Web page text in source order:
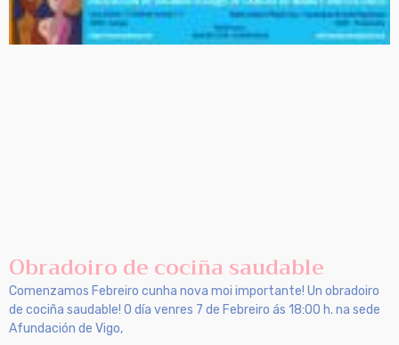
Obradoiro de cociña saudable
Comenzamos Febreiro cunha nova moi importante! Un obradoiro
de cociña saudable! O día venres 7 de Febreiro ás 18:00 h. na sede
Afundación de Vigo,